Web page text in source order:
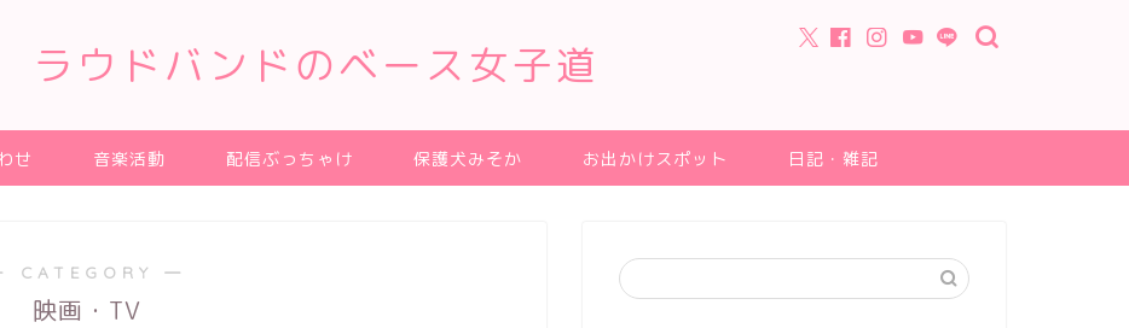
ラウドバンドのベース女子道
せ 音楽活動 配信ぶっちゃけ 保護犬みそか お出かけスポット 日記・雑記
CATEGORY ―
映画・TV